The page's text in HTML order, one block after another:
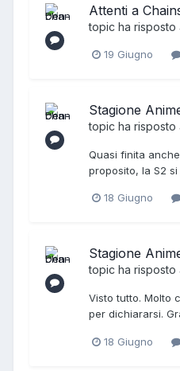
Attenti a
topic ha risposto
19 Giugno
Stagione
topic ha risposto
Quasi finita
proposito, la S2
18 Giugno
Stagione
topic ha risposto
Visto tutto. Molto
per dichiararsi.
18 Giugno